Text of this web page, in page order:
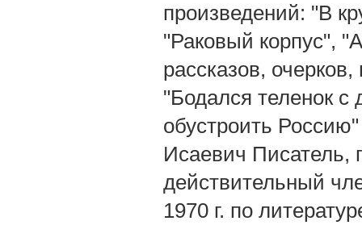
произведений: "В
"Раковый корпус",
рассказов,
"Бодался теленок
обустроить
Исаевич Писатель,
действительный
1970 г. по